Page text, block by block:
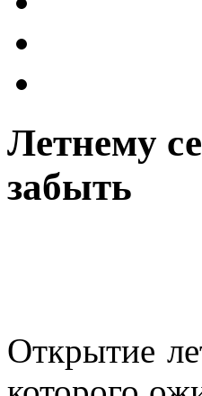
Летнему
забыть
Открытие